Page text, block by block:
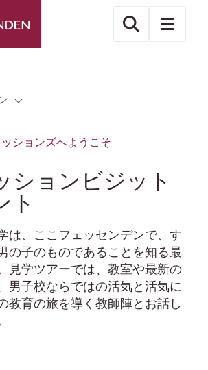
ションズへようこそ
ションビジット
ト
は、ここフェッセンデンで、す
の子のものであることを知る最
見学ツアーでは、教室や最新の
男子校ならではの活気と活気に
教育の旅を導く教師陣とお話し